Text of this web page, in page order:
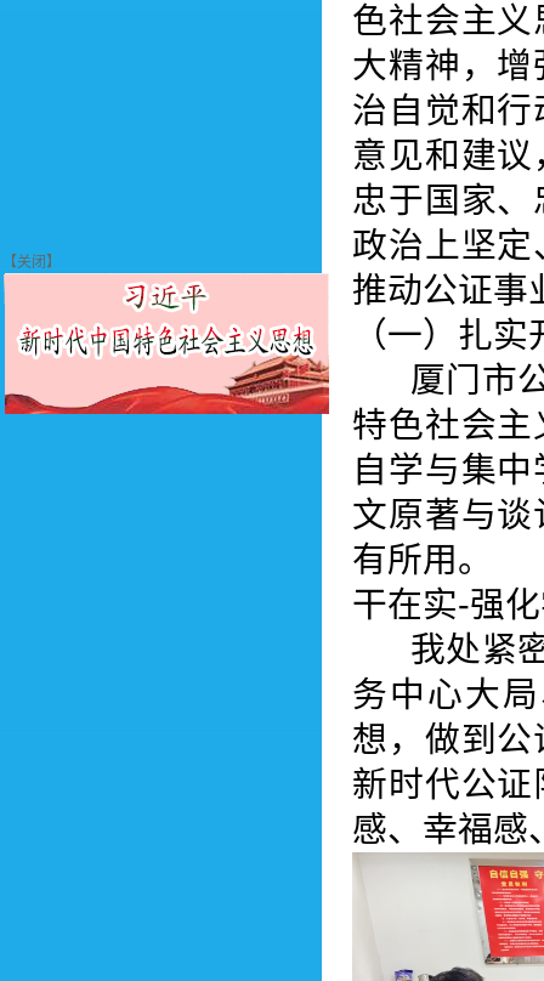
【关闭】
色社会主
大精神，
治自觉和
意见和建
忠于国家
政治上坚
推动公证事
（一）扎
厦门市公
特色社会
自学与集
文原著与
有所用。
干在实-强
我处紧密
务中心大
想，做到
新时代公
感、幸福